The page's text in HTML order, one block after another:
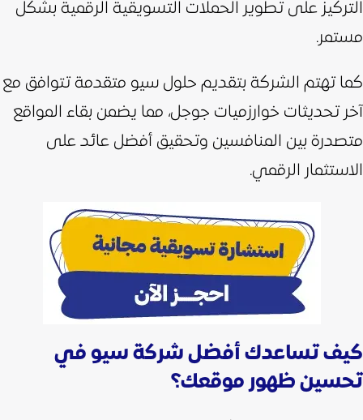
التركيز على تطوير الحملات التسويقية الرقمية بشكل
مستمر.
كما تهتم الشركة بتقديم حلول سيو متقدمة تتوافق مع
آخر تحديثات خوارزميات جوجل، مما يضمن بقاء المواقع
متصدرة بين المنافسين وتحقيق أفضل عائد على
الاستثمار الرقمي.
كيف تساعدك أفضل شركة سيو في
تحسين ظهور موقعك؟